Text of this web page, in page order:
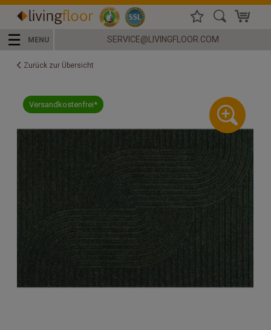
☰ MENU SERVICE@LIVINGFLOOR.COM
Zurück zur Übersicht
Versandkostenfrei*